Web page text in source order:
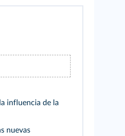
influencia de la
nuevas